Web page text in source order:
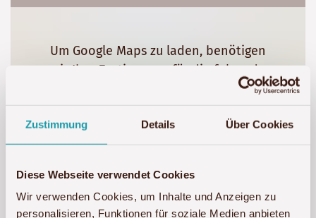
Zustimmung Details Über Cookies
Diese Webseite verwendet Cookies
Wir verwenden Cookies, um Inhalte und Anzeigen zu
personalisieren, Funktionen für soziale Medien anbieten
Um Google Maps zu laden, benötigen
wir Ihre Zustimmung für die folgende
Cookie-Kategorie: Marketing
Marketing-Cookies akzeptieren